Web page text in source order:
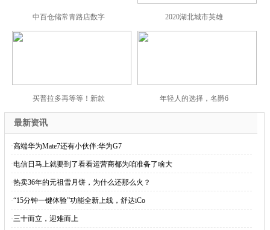
中百仓储常青路店数字 2020湖北城市英雄
买普拉多再等等！新款 年轻人的选择，名爵6
最新资讯
·高端华为Mate7还有小伙伴:华为G7
·电信日马上就要到了看看运营商都为咱准备了啥大
·热卖36年的元祖雪月饼，为什么还那么火？
·“15分钟一键体验”功能全新上线，舒达iCo
·三十而立，迎难而上